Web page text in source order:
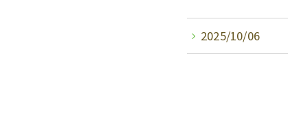
2025/10/06